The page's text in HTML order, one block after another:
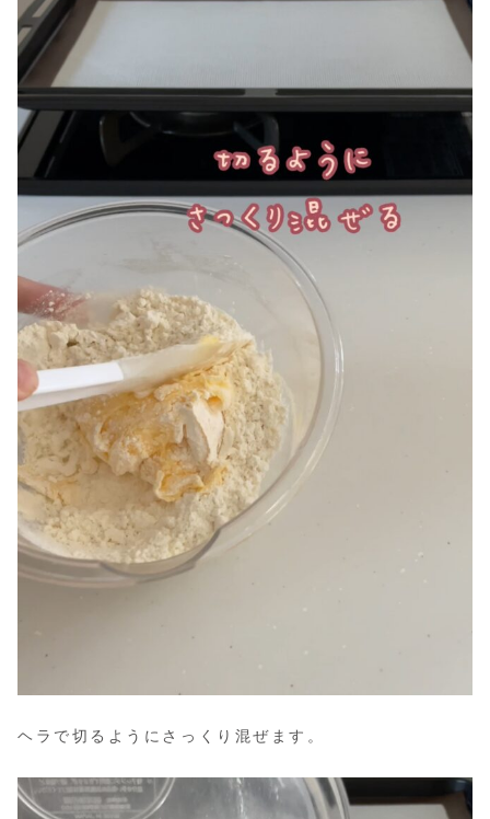
ヘラで切るようにさっくり混ぜます。